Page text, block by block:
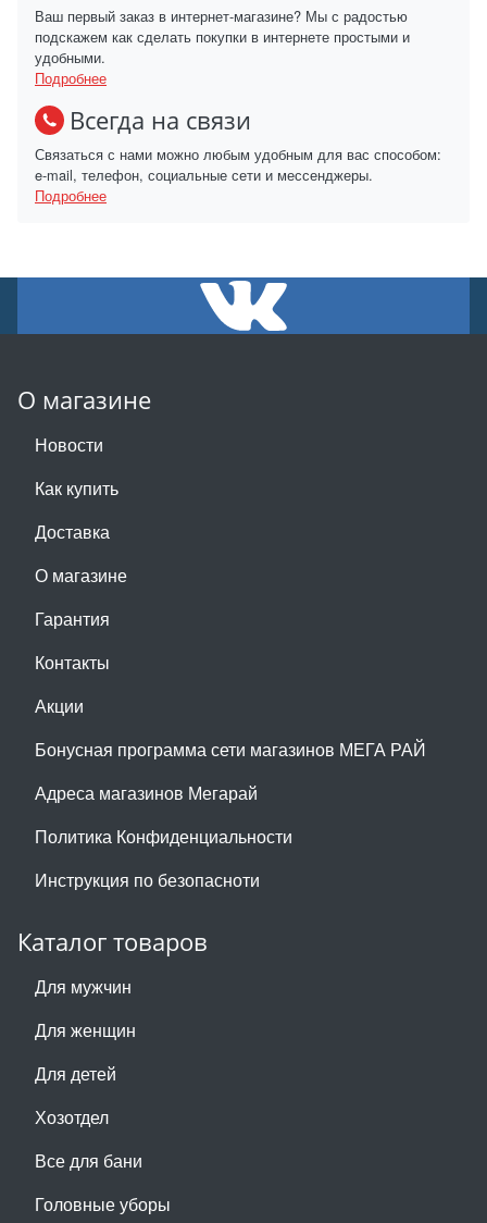
Ваш первый заказ в интернет-магазине? Мы с радостью
подскажем как сделать покупки в интернете простыми и
удобными.
Подробнее
Всегда на связи
Связаться с нами можно любым удобным для вас способом:
e-mail, телефон, социальные сети и мессенджеры.
Подробнее
О магазине
Новости
Как купить
Доставка
О магазине
Гарантия
Контакты
Акции
Бонусная программа сети магазинов МЕГА РАЙ
Адреса магазинов Мегарай
Политика Конфиденциальности
Инструкция по безопасноти
Каталог товаров
Для мужчин
Для женщин
Для детей
Хозотдел
Все для бани
Головные уборы